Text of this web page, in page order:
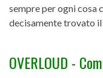
sempre per ogni cosa
decisamente trovato il
OVERLOUD -